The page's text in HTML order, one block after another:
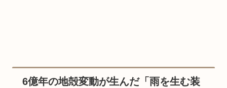
6億年の地殻変動が生んだ「雨を生む装